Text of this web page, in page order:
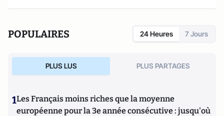
POPULAIRES 24 Heures 7 Jours
PLUS LUS PLUS PARTAGES
1Les Français moins riches que la moyenne
européenne pour la 3e année consécutive : jusqu'où